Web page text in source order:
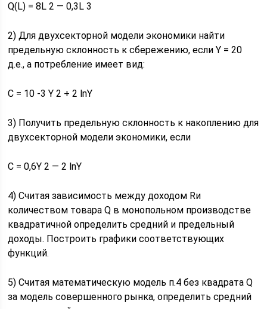
Q(L) = 8L 2 — 0,3L 3
2) Для двухсекторной модели экономики найти
предельную склонность к сбережению, если Y = 20
д.е., а потребление имеет вид:
C = 10 -3 Y 2 + 2 lnY
3) Получить предельную склонность к накоплению для
двухсекторной модели экономики, если
C = 0,6Y 2 — 2 lnY
4) Считая зависимость между доходом Rи
количеством товара Q в монопольном производстве
квадратичнойопределить средний и предельный
доходы. Построить графики соответствующих
функций.
5) Считая математическую модель п.4 без квадрата Q
за модель совершенного рынка, определить средний